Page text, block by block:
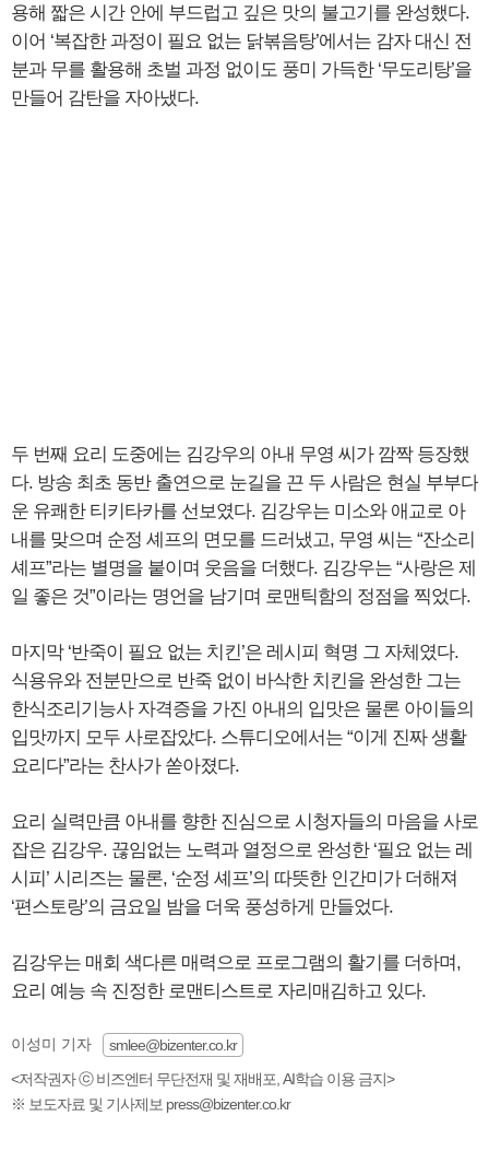
용해 짧은 시간 안에 부드럽고 깊은 맛의 불고기를 완성했다.
이어 ‘복잡한 과정이 필요 없는 닭볶음탕’에서는 감자 대신 전
분과 무를 활용해 초벌 과정 없이도 풍미 가득한 ‘무도리탕’을
만들어 감탄을 자아냈다.
두 번째 요리 도중에는 김강우의 아내 무영 씨가 깜짝 등장했
다. 방송 최초 동반 출연으로 눈길을 끈 두 사람은 현실 부부다
운 유쾌한 티키타카를 선보였다. 김강우는 미소와 애교로 아
내를 맞으며 순정 셰프의 면모를 드러냈고, 무영 씨는 “잔소리
셰프”라는 별명을 붙이며 웃음을 더했다. 김강우는 “사랑은 제
일 좋은 것”이라는 명언을 남기며 로맨틱함의 정점을 찍었다.
마지막 ‘반죽이 필요 없는 치킨’은 레시피 혁명 그 자체였다.
식용유와 전분만으로 반죽 없이 바삭한 치킨을 완성한 그는
한식조리기능사 자격증을 가진 아내의 입맛은 물론 아이들의
입맛까지 모두 사로잡았다. 스튜디오에서는 “이게 진짜 생활
요리다”라는 찬사가 쏟아졌다.
요리 실력만큼 아내를 향한 진심으로 시청자들의 마음을 사로
잡은 김강우. 끊임없는 노력과 열정으로 완성한 ‘필요 없는 레
시피’ 시리즈는 물론, ‘순정 셰프’의 따뜻한 인간미가 더해져
‘편스토랑’의 금요일 밤을 더욱 풍성하게 만들었다.
김강우는 매회 색다른 매력으로 프로그램의 활기를 더하며,
요리 예능 속 진정한 로맨티스트로 자리매김하고 있다.
이성미 기자
smlee@bizenter.co.kr
<저작권자 ⓒ 비즈엔터 무단전재 및 재배포, AI학습 이용 금지>
※ 보도자료 및 기사제보 press@bizenter.co.kr